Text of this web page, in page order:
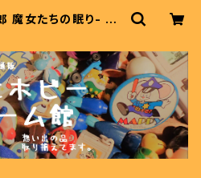
魔女たちの眠り- Jir
ゲーム館